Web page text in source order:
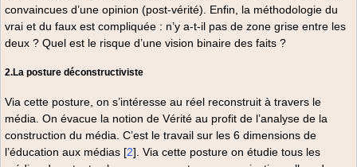
convaincues d’une opinion (post-vérité). Enfin, la méthodologie du
vrai et du faux est compliquée : n’y a-t-il pas de zone grise entre les
deux ? Quel est le risque d’une vision binaire des faits ?
2.La posture déconstructiviste
Via cette posture, on s’intéresse au réel reconstruit à travers le
média. On évacue la notion de Vérité au profit de l’analyse de la
construction du média. C’est le travail sur les 6 dimensions de
l’éducation aux médias [2]. Via cette posture on étudie tous les